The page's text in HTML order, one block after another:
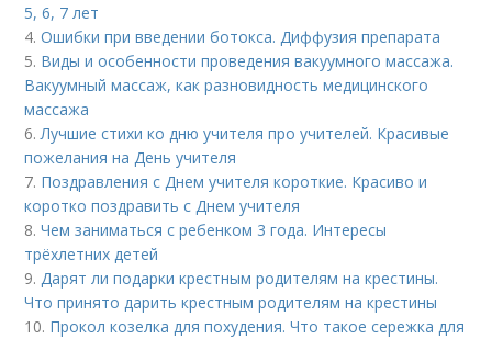
5, 6, 7 лет
4.Ошибки при введении ботокса. Диффузия препарата
5. Виды и особенности проведения вакуумного массажа.
Вакуумный массаж, как разновидность медицинского
массажа
6.Лучшие стихи ко дню учителя про учителей. Красивые
пожелания на День учителя
7. Поздравления с Днем учителя короткие. Красиво и
коротко поздравить с Днем учителя
8.Чем заниматься с ребенком 3 года. Интересы
трёхлетних детей
9.Дарят ли подарки крестным родителям на крестины.
Что принято дарить крестным родителям на крестины
10. Прокол козелка для похудения. Что такое сережка для